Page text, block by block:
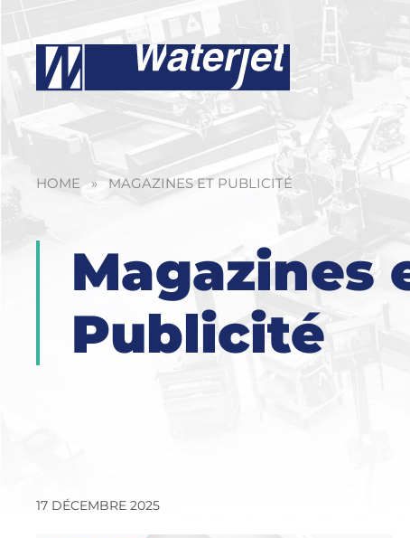
HOME » MAGAZINES ET PUBLICITÉ
Magazines
Publicité
17 DÉCEMBRE 2025